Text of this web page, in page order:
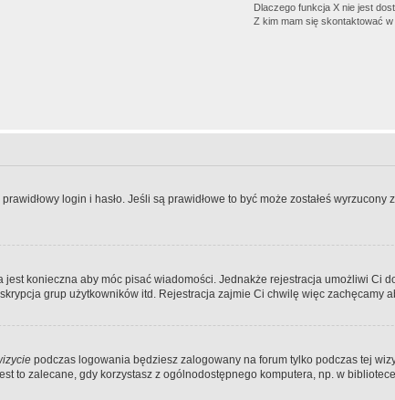
Dlaczego funkcja X nie jest
Z kim mam się skontaktować
login i hasło. Jeśli są prawidłowe to być może zostałeś
jest konieczna aby móc pisać wiadomości. Jednakże rejestracja umożliwi
grup użytkowników itd. Rejestracja zajmie Ci chwilę więc zachęcamy
podczas logowania będziesz zalogowany na forum tylko podczas tej
to zalecane, gdy korzystasz z ogólnodostępnego komputera, np. w